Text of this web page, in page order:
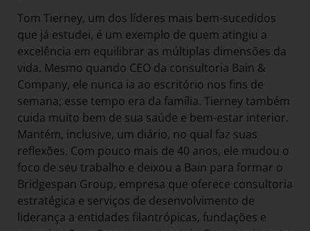
Tom Tierney, um dos líderes mais bem-sucedidos
que já estudei, é um exemplo de quem atingiu a
excelência em equilibrar as múltiplas dimensões da
vida. Mesmo quando CEO da consultoria Bain &
Company, ele nunca ia ao escritório nos fins de
semana; esse tempo era da família. Tierney também
cuida muito bem de sua saúde e bem-estar interior.
Mantém, inclusive, um diário, no qual faz suas
reflexões. Com pouco mais de 40 anos, ele mudou o
foco de seu trabalho e deixou a Bain para formar o
Bridgespan Group, empresa que oferece consultoria
estratégica e serviços de desenvolvimento de
liderança a entidades filantrópicas, fundações e